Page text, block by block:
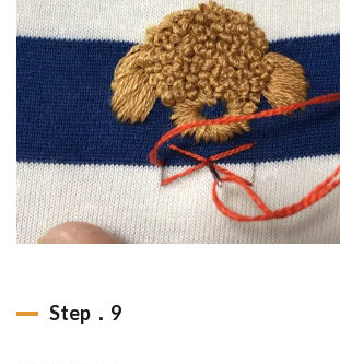
Step．9